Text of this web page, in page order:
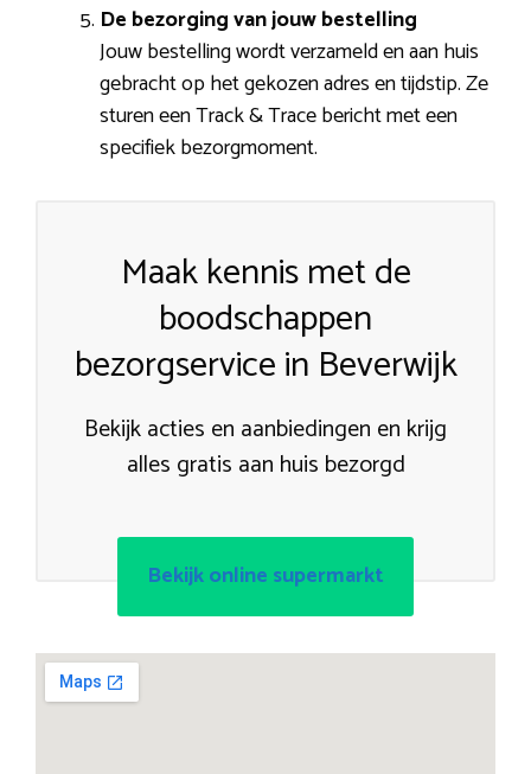
De bezorging van jouw bestelling
Jouw bestelling wordt verzameld en aan huis
gebracht op het gekozen adres en tijdstip. Ze
sturen een Track & Trace bericht met een
specifiek bezorgmoment.
Maak kennis met de
boodschappen
bezorgservice in Beverwijk
Bekijk acties en aanbiedingen en krijg
alles gratis aan huis bezorgd
Bekijk online supermarkt